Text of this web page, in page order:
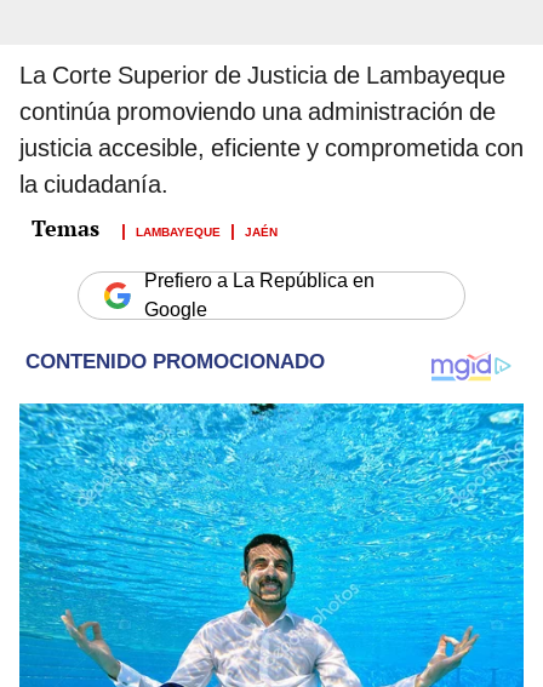
La Corte Superior de Justicia de Lambayeque
continúa promoviendo una administración de
justicia accesible, eficiente y comprometida con
la ciudadanía.
LAMBAYEQUE JAÉN
Prefiero a La República en
Google